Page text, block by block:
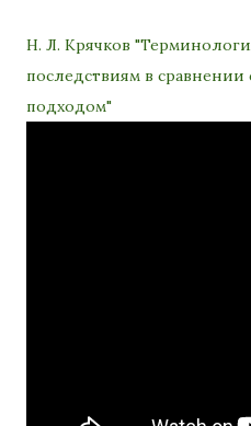
Н. Л. Крячков
последствиям в
подходом"